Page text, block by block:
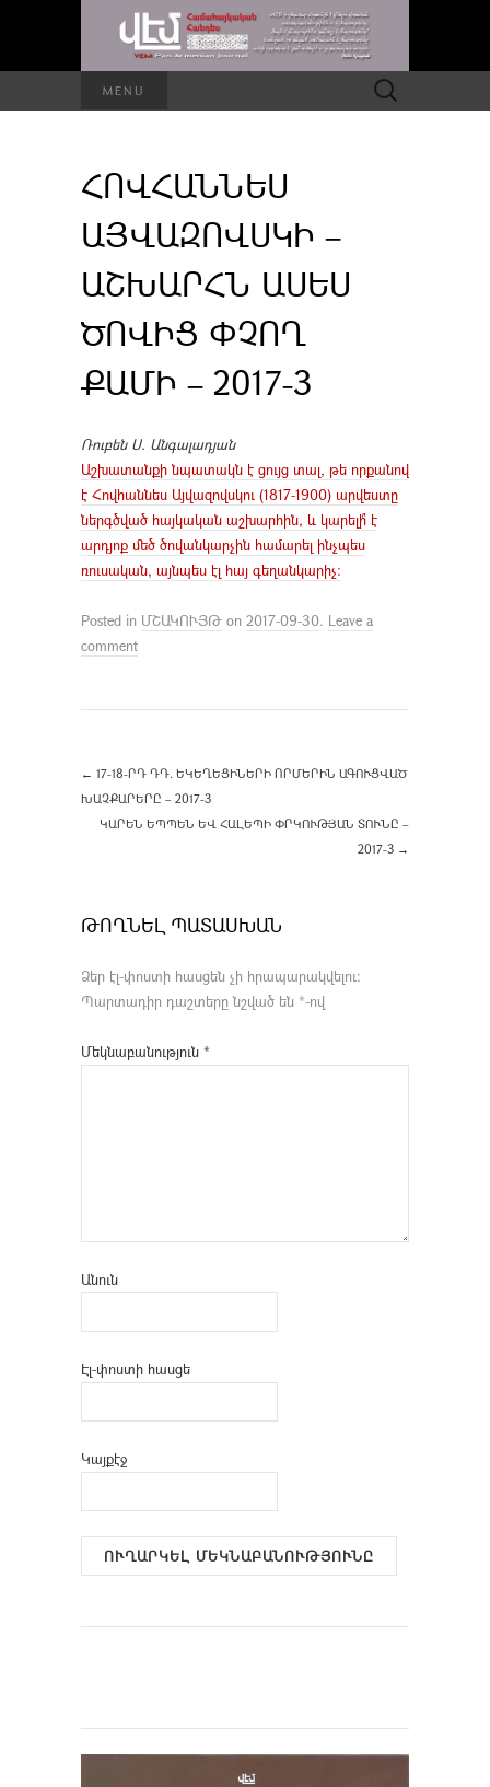
MENU Որոնել՝
ՀՈՎՀԱՆՆԵՍ
ԱՅՎԱԶՈՎՍԿԻ –
ԱՇԽԱՐՀՆ ԱՍԵՍ
ԾՈՎԻՑ ՓՉՈՂ
ՔԱՄԻ – 2017-3
Ռուբեն Ս. Անգալադյան
Աշխատանքի նպատակն է ցույց տալ, թե որքանով
է Հովհաննես Այվազովսկու (1817-1900) արվեստը
ներգծված հայկական աշխարհին, և կարելի՞ է
արդյոք մեծ ծովանկարչին համարել ինչպես
ռուսական, այնպես էլ հայ գեղանկարիչ։
Posted in ՄՇԱԿՈՒՅԹ on 2017-09-30. Leave a
comment
← 17-18-ՐԴ ԴԴ. ԵԿԵՂԵՑԻՆԵՐԻ ՈՐՄԵՐԻՆ ԱԳՈՒՑՎԱԾ
ԽԱՉՔԱՐԵՐԸ – 2017-3
ԿԱՐԵՆ ԵՊՊԵՆ ԵՎ ՀԱԼԵՊԻ ՓՐԿՈՒԹՅԱՆ ՏՈՒՆԸ –
2017-3 →
ԹՈՂՆԵԼ ՊԱՏԱՍԽԱՆ
Ձեր էլ-փոստի հասցեն չի հրապարակվելու։
Պարտադիր դաշտերը նշված են *-ով
Մեկնաբանություն *
Անուն
Էլ-փոստի հասցե
Կայքէջ